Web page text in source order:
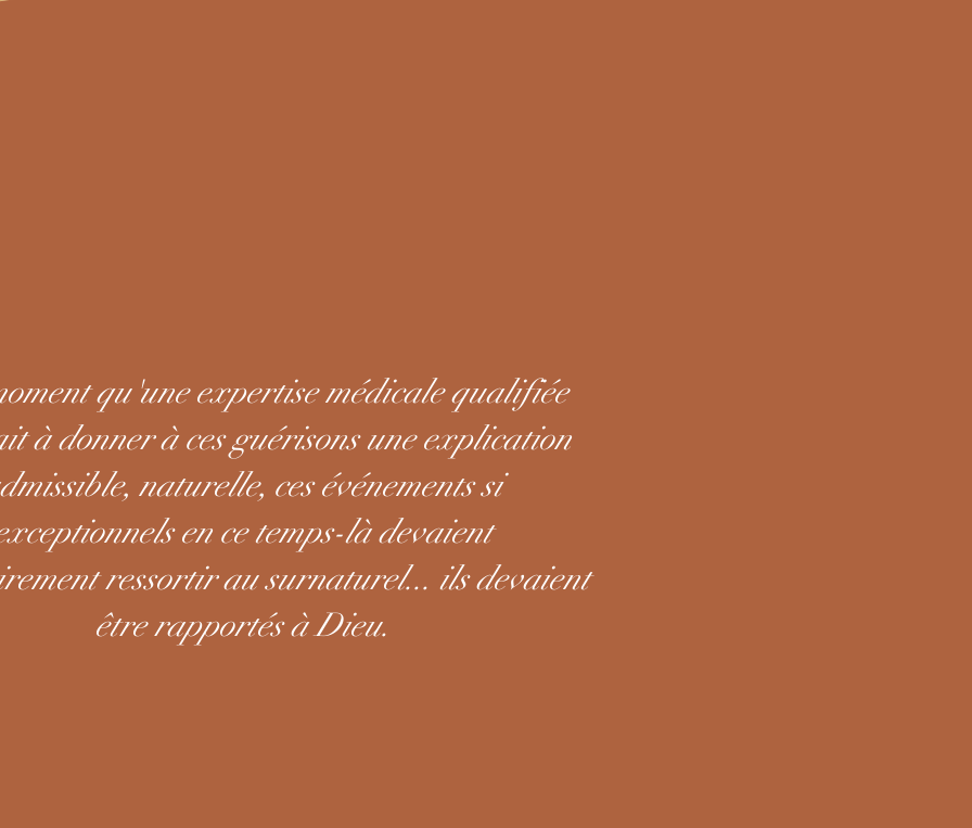
qu'une expertise médicale qualifiée
à donner à ces guérisons une explication
naturelle, ces événements si
en ce temps-là devaient
ressortir au surnaturel... ils devaient
être rapportés à Dieu.